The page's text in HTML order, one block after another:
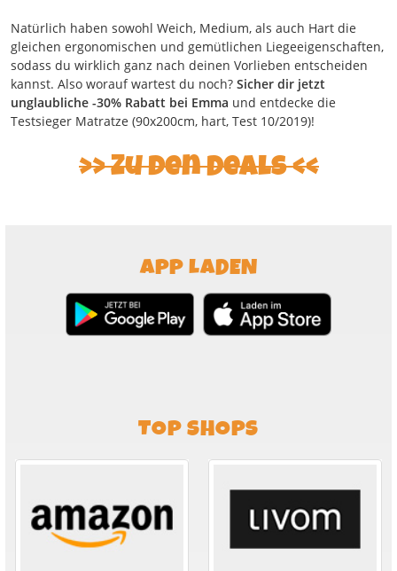
Natürlich haben sowohl Weich, Medium, als auch Hart die
gleichen ergonomischen und gemütlichen Liegeeigenschaften,
sodass du wirklich ganz nach deinen Vorlieben entscheiden
kannst. Also worauf wartest du noch? Sicher dir jetzt
unglaubliche -30% Rabatt bei Emma und entdecke die
Testsieger Matratze (90x200cm, hart, Test 10/2019)!
Zu den Deals
APP LADEN
TOP SHOPS